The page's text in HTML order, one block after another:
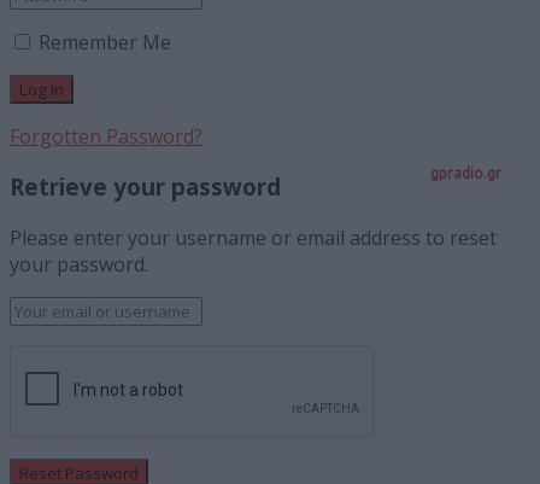
gpradio.gr
Remember Me
Forgotten Password?
Retrieve your password
Please enter your username or email address to reset
your password.